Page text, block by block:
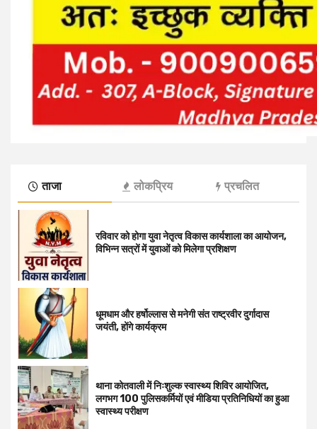
ताजा लोकप्रिय प्रचलित
रविवार को होगा युवा नेतृत्व विकास कार्यशाला का आयोजन,
विभिन्न सत्रों में युवाओं को मिलेगा प्रशिक्षण
धूमधाम और हर्षोल्लास से मनेगी संत राष्ट्रवीर दुर्गादास
जयंती, होंगे कार्यक्रम
थाना कोतवाली में निःशुल्क स्वास्थ्य शिविर आयोजित,
लगभग 100 पुलिसकर्मियों एवं मीडिया प्रतिनिधियों का हुआ
स्वास्थ्य परीक्षण